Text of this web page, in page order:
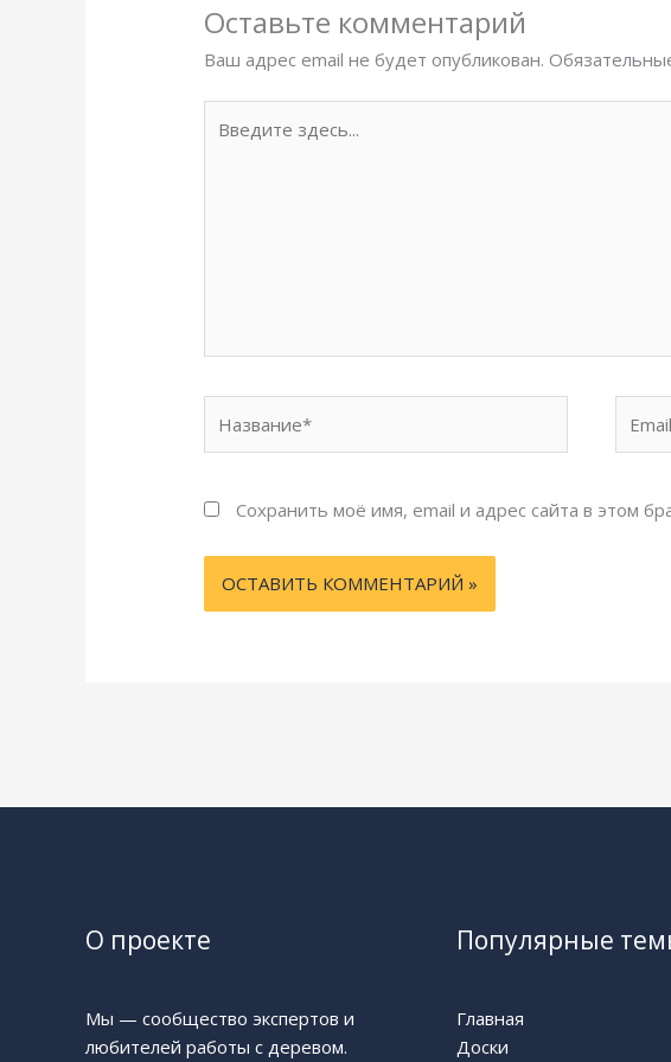
Оставьте комментарий
Ваш адрес email не будет опубликован.
здесь...
Сохранить моё имя, email и адрес сайта в этом
О проекте
Мы — сообщество экспертов и
любителей работы с деревом.
Популярные
Главная
Доски